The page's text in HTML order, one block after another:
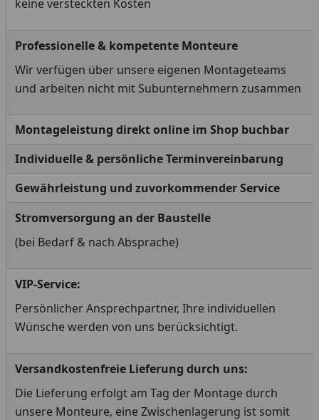
keine versteckten Kosten
Professionelle & kompetente Monteure
Wir verfügen über unsere eigenen Montageteams
und arbeiten nicht mit Subunternehmern zusammen
Montageleistung direkt online im Shop buchbar
Individuelle & persönliche Terminvereinbarung
Gewährleistung und zuvorkommender Service
Stromversorgung an der Baustelle
(bei Bedarf & nach Absprache)
VIP-Service:
Persönlicher Ansprechpartner, Ihre individuellen
Wünsche werden von uns berücksichtigt.
Versandkostenfreie Lieferung durch uns:
Die Lieferung erfolgt am Tag der Montage durch
unsere Monteure, eine Zwischenlagerung ist somit